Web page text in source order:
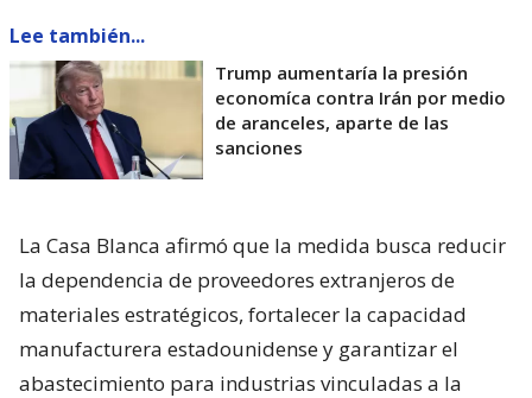
Lee también...
Trump aumentaría la presión
economíca contra Irán por medio
de aranceles, aparte de las
sanciones
La Casa Blanca afirmó que la medida busca reducir
la dependencia de proveedores extranjeros de
materiales estratégicos, fortalecer la capacidad
manufacturera estadounidense y garantizar el
abastecimiento para industrias vinculadas a la